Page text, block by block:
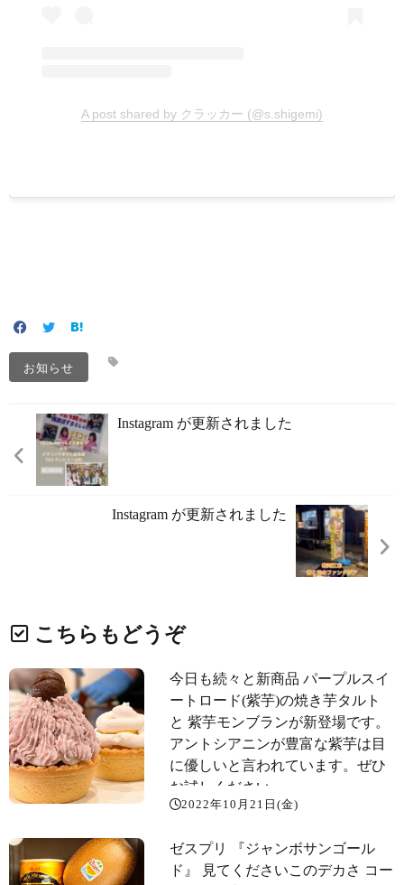
A post shared by クラッカー (@s.shigemi)
お知らせ
Instagram が更新されました
Instagram が更新されました
こちらもどうぞ
今日も続々と新商品️ パープルスイ
ートロード(紫芋)の焼き芋タルト
と 紫芋モンブランが新登場です。
アントシアニンが豊富な紫芋は目
に優しいと言われています。ぜひ
お試しください
2022年10月21日(金)
ゼスプリ 『ジャンボサンゴール
ド』 見てくださいこのデカさ コー